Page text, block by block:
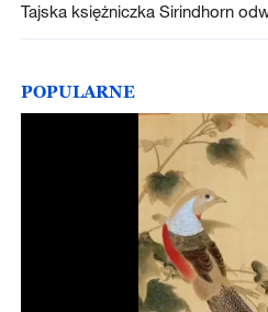
Tajska księżniczka Sirindhorn
POPULARNE